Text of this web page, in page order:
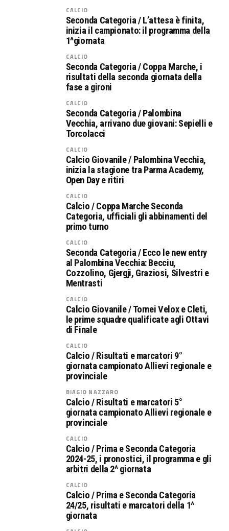
CALCIO
Seconda Categoria / L’attesa è finita,
inizia il campionato: il programma della
1^giornata
CALCIO
Seconda Categoria / Coppa Marche, i
risultati della seconda giornata della
fase a gironi
CALCIO
Seconda Categoria / Palombina
Vecchia, arrivano due giovani: Sepielli e
Torcolacci
CALCIO
Calcio Giovanile / Palombina Vecchia,
inizia la stagione tra Parma Academy,
Open Day e ritiri
CALCIO
Calcio / Coppa Marche Seconda
Categoria, ufficiali gli abbinamenti del
primo turno
CALCIO
Seconda Categoria / Ecco le new entry
al Palombina Vecchia: Becciu,
Cozzolino, Gjergji, Graziosi, Silvestri e
Mentrasti
CALCIO
Calcio Giovanile / Tornei Velox e Cleti,
le prime squadre qualificate agli Ottavi
di Finale
CALCIO
Calcio / Risultati e marcatori 9°
giornata campionato Allievi regionale e
provinciale
BIAGIO NAZZARO
Calcio / Risultati e marcatori 5°
giornata campionato Allievi regionale e
provinciale
CALCIO
Calcio / Prima e Seconda Categoria
2024-25, i pronostici, il programma e gli
arbitri della 2^ giornata
CALCIO
Calcio / Prima e Seconda Categoria
24/25, risultati e marcatori della 1^
giornata